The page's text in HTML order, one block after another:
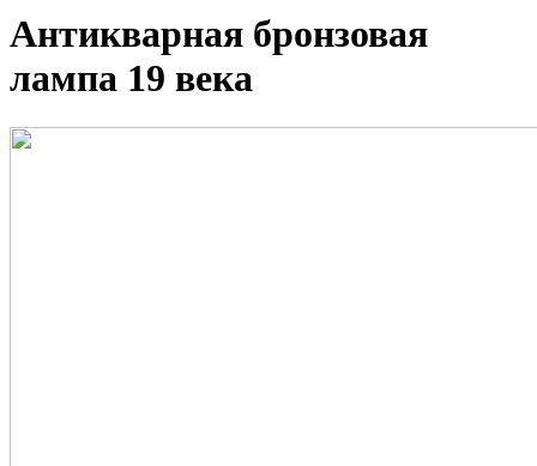
Антикварная бронзовая
лампа 19 века